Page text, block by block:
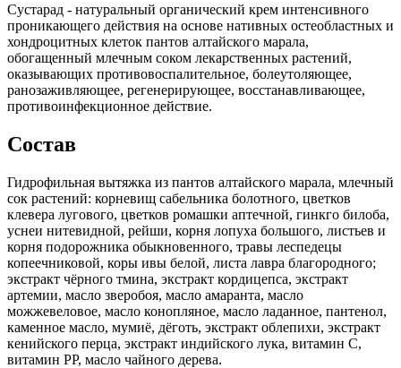
Сустарад - натуральный органический крем интенсивного
проникающего действия на основе нативных остеобластных и
хондроцитных клеток пантов алтайского марала,
обогащенный млечным соком лекарственных растений,
оказывающих противовоспалительное, болеутоляющее,
ранозаживляющее, регенерирующее, восстанавливающее,
противоинфекционное действие.
Состав
Гидрофильная вытяжка из пантов алтайского марала, млечный
сок растений: корневищ сабельника болотного, цветков
клевера лугового, цветков ромашки аптечной, гинкго билоба,
уснеи нитевидной, рейши, корня лопуха большого, листьев и
корня подорожника обыкновенного, травы леспедецы
копеечниковой, коры ивы белой, листа лавра благородного;
экстракт чёрного тмина, экстракт кордицепса, экстракт
артемии, масло зверобоя, масло амаранта, масло
можжевеловое, масло конопляное, масло ладанное, пантенол,
каменное масло, мумиё, дёготь, экстракт облепихи, экстракт
кенийского перца, экстракт индийского лука, витамин С,
витамин РР, масло чайного дерева.